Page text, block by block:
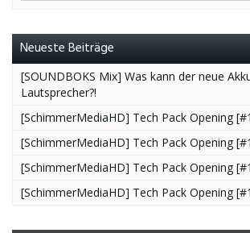
Neueste Beiträge
[SOUNDBOKS Mix] Was kann der neue
Lautsprecher?!
[SchimmerMediaHD] Tech Pack Opening
[SchimmerMediaHD] Tech Pack Opening
[SchimmerMediaHD] Tech Pack Opening
[SchimmerMediaHD] Tech Pack Opening